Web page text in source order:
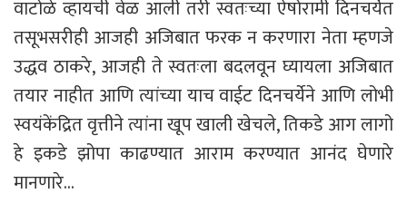
वाटोळे व्हायची वेळ आली तरी स्वतःच्या ऐषोरामी दिनचर्येत
तसूभसरीही आजही अजिबात फरक न करणारा नेता म्हणजे
उद्धव ठाकरे, आजही ते स्वतःला बदलवून घ्यायला अजिबात
तयार नाहीत आणि त्यांच्या याच वाईट दिनचर्येने आणि लोभी
स्वयंकेंद्रित वृत्तीने त्यांना खूप खाली खेचले, तिकडे आग लागो
हे इकडे झोपा काढण्यात आराम करण्यात आनंद घेणारे
मानणारे…